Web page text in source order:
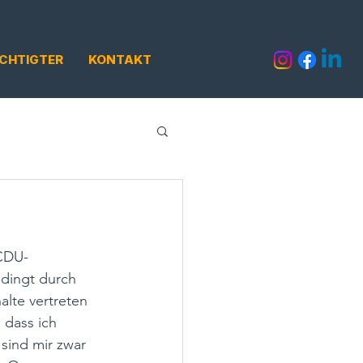
KONTAKT
durch
vertreten
ich
mir zwar